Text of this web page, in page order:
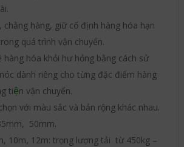
chằng hàng, giữ cố định hàng hóa hạn
quá trình vận chuyển.
hàng hóa khỏi hư hỏng bằng cách sử
dành riêng cho từng đặc điểm hàng
tiện vận chuyển.
với màu sắc và bản rộng khác nhau.
50mm.
10m, 12m: trọng lượng tải từ 450kg –